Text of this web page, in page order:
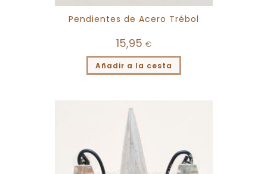
Pendientes de Acero Trébol
15,95 €
Añadir a la cesta